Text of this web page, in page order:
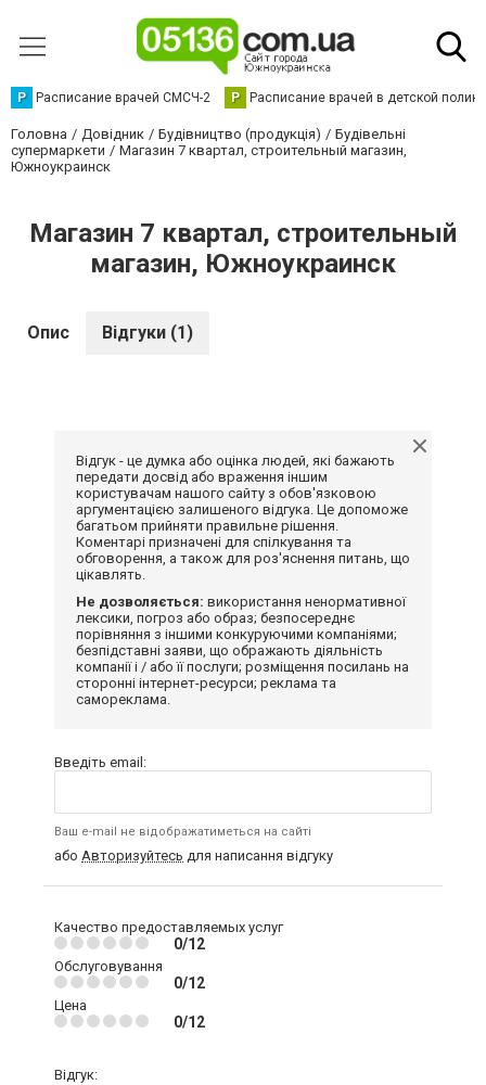
Р Расписание врачей СМСЧ-2 Р Расписание врачей в детской
Головна Довідник Будівництво (продукція)
Будівельні
супермаркети
Магазин 7 квартал, строительный магазин,
Южноукраинск
Магазин 7 квартал, строительный
магазин, Южноукраинск
Опис Відгуки (1)
Відгук - це думка або оцінка людей, які бажають
передати досвід або враження іншим
користувачам нашого сайту з обов'язковою
аргументацією залишеного відгука. Це допоможе
багатьом прийняти правильне рішення.
Коментарі призначені для спілкування та
обговорення, а також для роз'яснення питань, що
цікавлять.
Не дозволяється: використання ненормативної
лексики, погроз або образ; безпосереднє
порівняння з іншими конкуруючими компаніями;
безпідставні заяви, що ображають діяльність
компанії і / або її послуги; розміщення посилань на
сторонні інтернет-ресурси; реклама та
самореклама.
Введіть email:
Ваш e-mail не відображатиметься на сайті
або Авторизуйтесь для написання відгуку
Качество предоставляемых услуг
0/12
Обслуговування
0/12
Цена
0/12
Відгук: